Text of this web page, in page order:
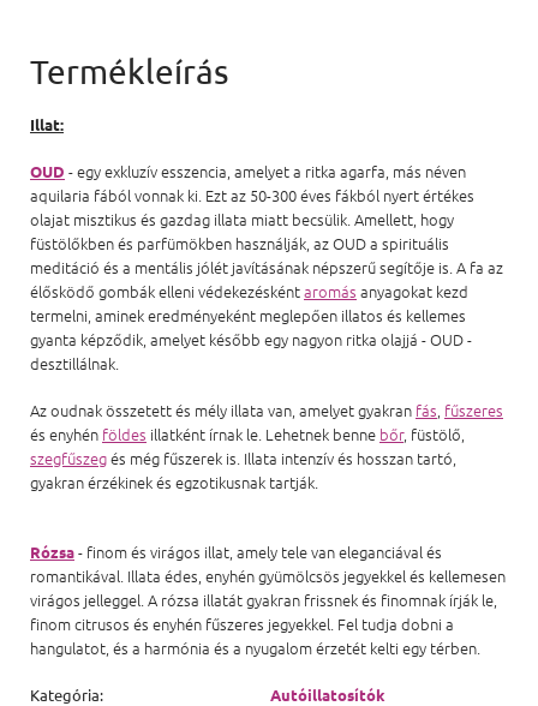
Illat:
OUD - egy exkluzív esszencia, amelyet a ritka agarfa, más néven
aquilaria fából vonnak ki. Ezt az 50-300 éves fákból nyert értékes
olajat misztikus és gazdag illata miatt becsülik. Amellett, hogy
füstölőkben és parfümökben használják, az OUD a spirituális
meditáció és a mentális jólét javításának népszerű segítője is. A fa az
élősködő gombák elleni védekezéskéntaromás anyagokat kezd
termelni, aminek eredményeként meglepően illatos és kellemes
gyanta képződik, amelyet később egy nagyon ritka olajjá - OUD -
desztillálnak.
Az oudnak összetett és mély illata van, amelyet gyakran fás fűszeres
és enyhén földes illatként írnak le. Lehetnek benne bőr, füstölő,
szegfűszegés még fűszerek is. Illata intenzív és hosszan tartó,
gyakran érzékinek és egzotikusnak tartják.
Rózsa- finom és virágos illat, amely tele van eleganciával és
romantikával. Illata édes, enyhén gyümölcsös jegyekkel és kellemesen
virágos jelleggel. A rózsa illatát gyakran frissnek és finomnak írják le,
finom citrusos és enyhén fűszeres jegyekkel. Fel tudja dobni a
hangulatot, és a harmónia és a nyugalom érzetét kelti egy térben.
Kategória:
Autóillatosítók